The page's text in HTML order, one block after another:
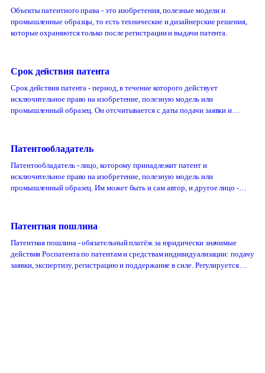
Объекты патентного права - это изобретения, полезные модели и
промышленные образцы, то есть технические и дизайнерские решения,
которые охраняются только после регистрации и выдачи патента.
Срок действия патента
Срок действия патента - период, в течение которого действует
исключительное право на изобретение, полезную модель или
промышленный образец. Он отсчитывается с даты подачи заявки и
Патентообладатель
Патентообладатель - лицо, которому принадлежит патент и
исключительное право на изобретение, полезную модель или
промышленный образец. Им может быть и сам автор, и другое лицо -
Патентная пошлина
Патентная пошлина - обязательный платёж за юридически значимые
действия Роспатента по патентам и средствам индивидуализации: подачу
заявки, экспертизу, регистрацию и поддержание в силе. Регулируется